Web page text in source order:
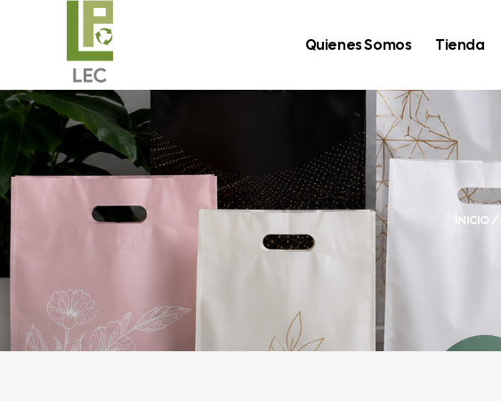
Quienes Somos Tienda
INICIO/